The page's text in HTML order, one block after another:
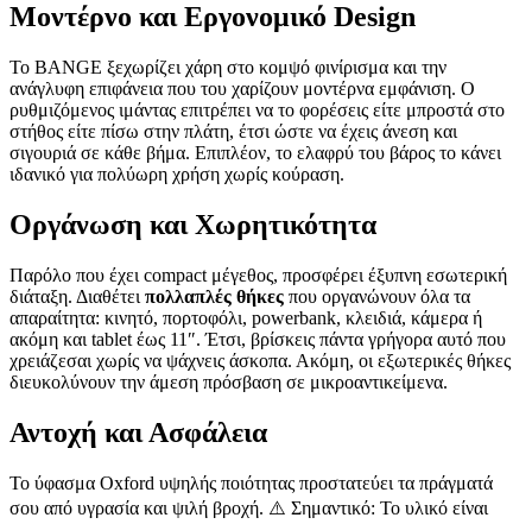
Μοντέρνο και Εργονομικό Design
Το BANGE ξεχωρίζει χάρη στο κομψό φινίρισμα και την
ανάγλυφη επιφάνεια που του χαρίζουν μοντέρνα εμφάνιση. Ο
ρυθμιζόμενος ιμάντας επιτρέπει να το φορέσεις είτε μπροστά στο
στήθος είτε πίσω στην πλάτη, έτσι ώστε να έχεις άνεση και
σιγουριά σε κάθε βήμα. Επιπλέον, το ελαφρύ του βάρος το κάνει
ιδανικό για πολύωρη χρήση χωρίς κούραση.
Οργάνωση και Χωρητικότητα
Παρόλο που έχει compact μέγεθος, προσφέρει έξυπνη εσωτερική
διάταξη. Διαθέτει πολλαπλές θήκες που οργανώνουν όλα τα
απαραίτητα: κινητό, πορτοφόλι, powerbank, κλειδιά, κάμερα ή
ακόμη και tablet έως 11″. Έτσι, βρίσκεις πάντα γρήγορα αυτό που
χρειάζεσαι χωρίς να ψάχνεις άσκοπα. Ακόμη, οι εξωτερικές θήκες
διευκολύνουν την άμεση πρόσβαση σε μικροαντικείμενα.
Αντοχή και Ασφάλεια
Το ύφασμα Oxford υψηλής ποιότητας προστατεύει τα πράγματά
σου από υγρασία και ψιλή βροχή. ⚠️ Σημαντικό: Το υλικό είναι